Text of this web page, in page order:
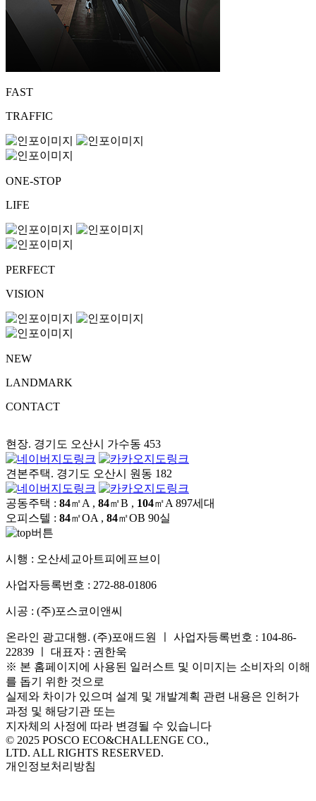
FAST
TRAFFIC
ONE-STOP
LIFE
PERFECT
VISION
NEW
LANDMARK
CONTACT
현장. 경기도 오산시 가수동 453
견본주택. 경기도 오산시 원동 182
공동주택 : 84㎡A , 84㎡B , 104㎡A897세대
오피스텔 : 84㎡OA , 84㎡OB 90실
시행 : 오산세교아트피에프브이
사업자등록번호 : 272-88-01806
시공 : (주)포스코이앤씨
온라인 광고대행. (주)포애드원 ㅣ 사업자등록번호 : 104-86-
22839 ㅣ 대표자 : 권한욱
※ 본 홈페이지에 사용된 일러스트 및 이미지는 소비자의 이해
를 돕기 위한 것으로
실제와 차이가 있으며 설계 및 개발계획 관련 내용은 인허가
과정 및 해당기관 또는
지자체의 사정에 따라 변경될 수 있습니다
© 2025 POSCO ECO&CHALLENGE CO.,
LTD. ALL RIGHTS RESERVED.
개인정보처리방침